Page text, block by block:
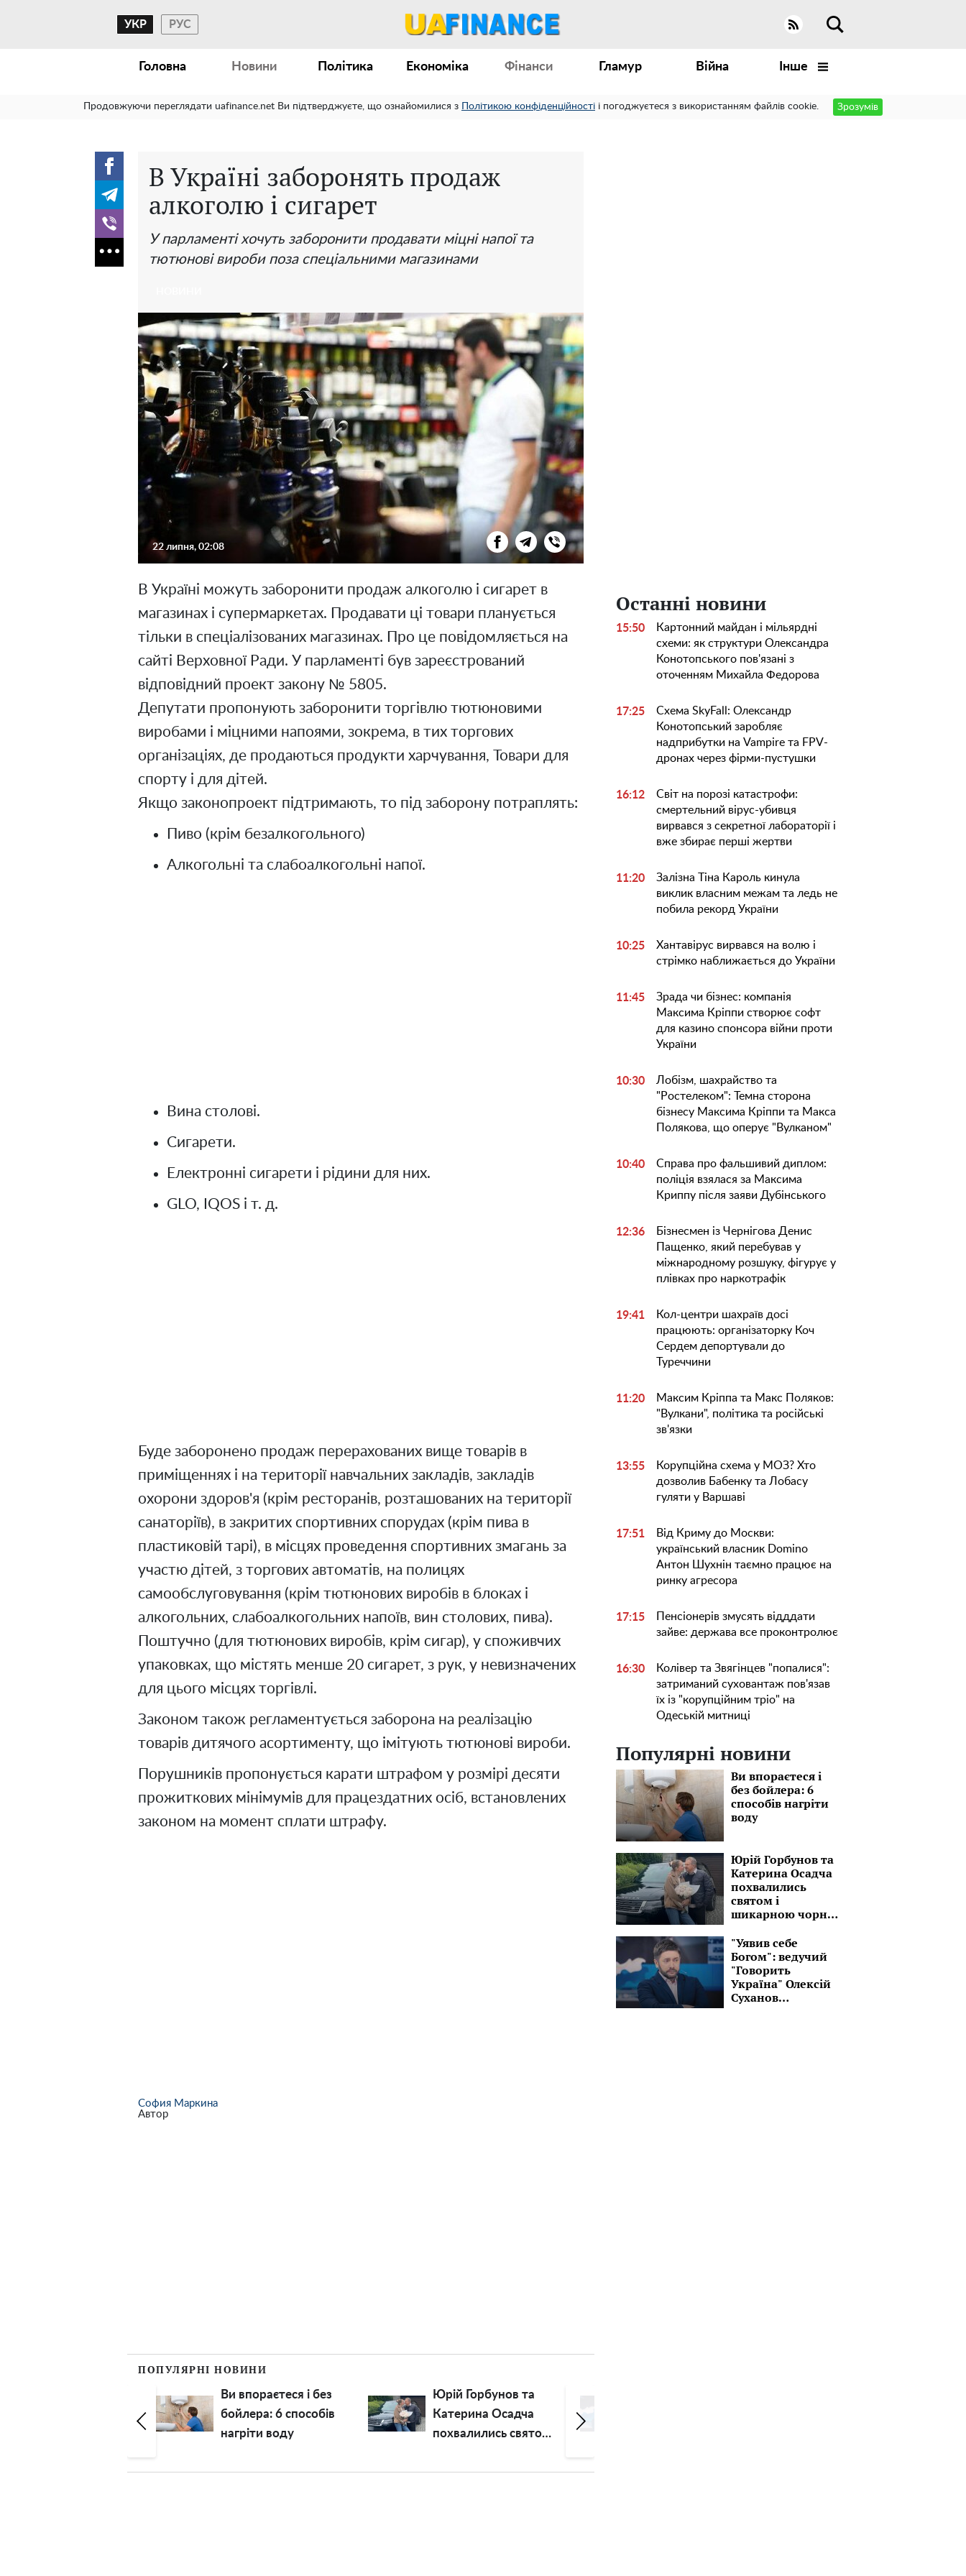
УКР РУС
Головна Новини Політика Економіка Фінанси Гламур Війна Інше
Продовжуючи переглядати uafinance.net Ви підтверджуєте, що ознайомилися з Політикою конфіденційності і погоджуєтеся з використанням файлів cookie. Зрозумів
В Україні заборонять продаж
алкоголю і сигарет
У парламенті хочуть заборонити продавати міцні напої та
тютюнові вироби поза спеціальними магазинами
22 липня, 02:08
В Україні можуть заборонити продаж алкоголю і сигарет в
магазинах і супермаркетах. Продавати ці товари планується
тільки в спеціалізованих магазинах. Про це повідомляється на
сайті Верховної Ради. У парламенті був зареєстрований
відповідний проект закону № 5805.
Депутати пропонують заборонити торгівлю тютюновими
виробами і міцними напоями, зокрема, в тих торгових
організаціях, де продаються продукти харчування, Товари для
спорту і для дітей.
Якщо законопроект підтримають, то під заборону потраплять:
Пиво (крім безалкогольного)
Алкогольні та слабоалкогольні напої.
Вина столові.
Сигарети.
Електронні сигарети і рідини для них.
GLO, IQOS і т. д.
Буде заборонено продаж перерахованих вище товарів в
приміщеннях і на території навчальних закладів, закладів
охорони здоров'я (крім ресторанів, розташованих на території
санаторіїв), в закритих спортивних спорудах (крім пива в
пластиковій тарі), в місцях проведення спортивних змагань за
участю дітей, з торгових автоматів, на полицях
самообслуговування (крім тютюнових виробів в блоках і
алкогольних, слабоалкогольних напоїв, вин столових, пива).
Поштучно (для тютюнових виробів, крім сигар), у споживчих
упаковках, що містять менше 20 сигарет, з рук, у невизначених
для цього місцях торгівлі.
Законом також регламентується заборона на реалізацію
товарів дитячого асортименту, що імітують тютюнові вироби.
Порушників пропонується карати штрафом у розмірі десяти
прожиткових мінімумів для працездатних осіб, встановлених
законом на момент сплати штрафу.
София Маркина
Автор
ПОПУЛЯРНІ НОВИНИ
Ви впораєтеся і без
бойлера: 6 способів
нагріти воду
Юрій Горбунов та
Катерина Осадча
похвалились святом і
автівкою: "Завтра
"Уявив себе Богом":
ведучий "Говорить
Україна" Олексій
перетворився на
Останні новини
15:50
Картонний майдан і мільярдні
схеми: як структури Олександра
Конотопського пов'язані з
оточенням Михайла Федорова
17:25
Схема SkyFall: Олександр
Конотопський заробляє
надприбутки на Vampire та FPV-
дронах через фірми-пустушки
16:12
Світ на порозі катастрофи:
смертельний вірус-убивця
вирвався з секретної лабораторії і
вже збирає перші жертви
11:20
Залізна Тіна Кароль кинула
виклик власним межам та ледь не
побила рекорд України
10:25
Хантавірус вирвався на волю і
стрімко наближається до України
11:45
Зрада чи бізнес: компанія
Максима Кріппи створює софт
для казино спонсора війни проти
України
10:30
Лобізм, шахрайство та
"Ростелеком": Темна сторона
бізнесу Максима Кріппи та Макса
Полякова, що оперує "Вулканом"
10:40
Справа про фальшивий диплом:
поліція взялася за Максима
Криппу після заяви Дубінського
12:36
Бізнесмен із Чернігова Денис
Пащенко, який перебував у
міжнародному розшуку, фігурує у
плівках про наркотрафік
19:41
Кол-центри шахраїв досі
працюють: організаторку Коч
Сердем депортували до
Туреччини
11:20
Максим Кріппа та Макс Поляков:
"Вулкани", політика та російські
зв'язки
13:55
Корупційна схема у МОЗ? Хто
дозволив Бабенку та Лобасу
гуляти у Варшаві
17:51
Від Криму до Москви:
український власник Domino
Антон Шухнін таємно працює на
ринку агресора
17:15
Пенсіонерів змусять відддати
зайве: держава все проконтролює
16:30
Колівер та Звягінцев "попалися":
затриманий суховантаж пов'язав
їх із "корупційним тріо" на
Одеській митниці
Популярні новини
Ви впораєтеся і
без бойлера: 6
способів нагріти
воду
Юрій Горбунов та
Катерина Осадча
похвалились
святом і
шикарною чорню
знов в дорогу!"
"Уявив себе
Богом": ведучий
"Говорить
Україна" Олексій
Суханов